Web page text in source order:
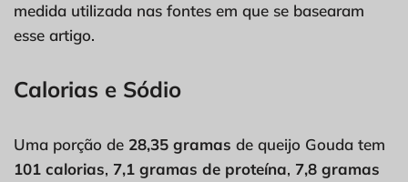
medida utilizada nas fontes em que se basearam
esse artigo.
Calorias e Sódio
Uma porção de 28,35 gramas de queijo Gouda tem
101 calorias, 7,1 gramas de proteína, 7,8 gramas